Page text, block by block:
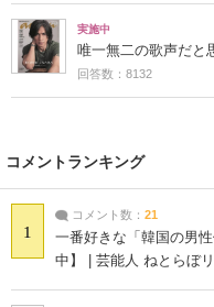
実施中
唯一無二の歌声だと
回答数：8132
コメントランキング
1
コメント数： 21
一番好きな「韓国の男
中】 | 芸能人 ねとらぼ